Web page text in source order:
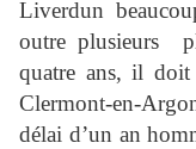
Liverdun
outre plusieurs
quatre ans, il
Clermont-en-
délai d’un an